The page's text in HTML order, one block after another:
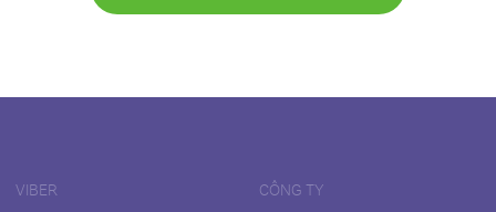
VIBER CÔNG TY